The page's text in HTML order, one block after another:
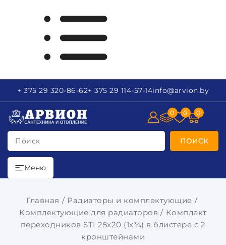
+ 375 29 320-86-62+ 375 29 114-57-14info@arvion.by
Поиск ПОИСК
0 0 0
Меню
Главная
Радиаторы и комплектующие
Комплектующие для радиаторов
Комплект
переходников STI 25х20 (1х¾) в блистере с 2
кронштейнами